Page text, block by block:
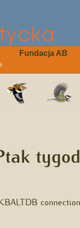
Fundacja AB